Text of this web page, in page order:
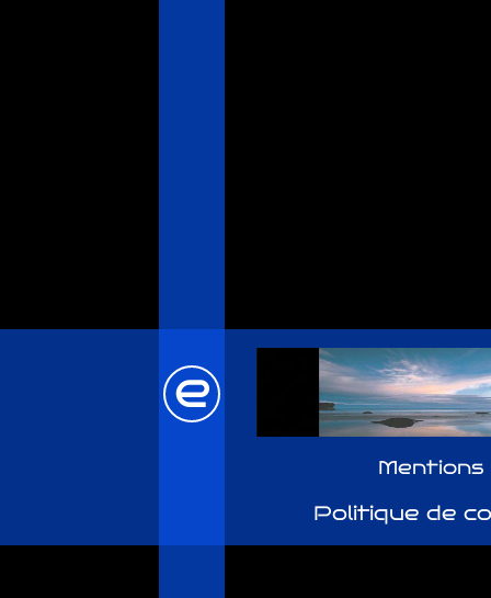
e
Mentions
Politique de